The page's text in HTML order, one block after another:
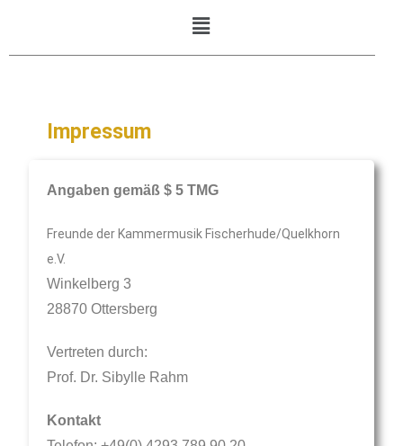
Impressum
Angaben gemäß $ 5 TMG
Freunde der Kammermusik Fischerhude/Quelkhorn
e.V.
Winkelberg 3
28870 Ottersberg
Vertreten durch:
Prof. Dr. Sibylle Rahm
Kontakt